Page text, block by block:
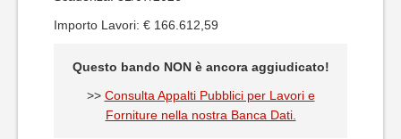
Importo Lavori: € 166.612,59
Questo bando NON è ancora aggiudicato!
>> Consulta Appalti Pubblici per Lavori e
Forniture nella nostra Banca Dati.